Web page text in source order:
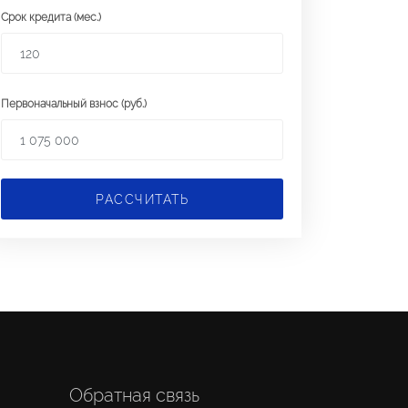
Срок кредита (мес.)
Первоначальный взнос (руб.)
РАССЧИТАТЬ
Обратная связь